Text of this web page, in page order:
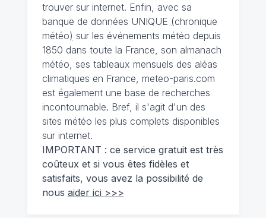
trouver sur internet. Enfin, avec sa
banque de données UNIQUE (chronique
météo) sur les événements météo depuis
1850 dans toute la France, son almanach
météo, ses tableaux mensuels des aléas
climatiques en France, meteo-paris.com
est également une base de recherches
incontournable. Bref, il s'agit d'un des
sites météo les plus complets disponibles
sur internet.
IMPORTANT : ce service gratuit est très
coûteux et si vous êtes fidèles et
satisfaits, vous avez la possibilité de
nous aider ici >>>